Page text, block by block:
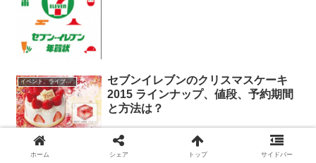
イベント、ライブ最新情報
セブンイレブンのクリスマスケーキ
2015 ラインナップ、値段、予約期間
と方法は？
セブンイレブンの恵方巻き2016 ライ
ホーム シェア トップ サイドバー